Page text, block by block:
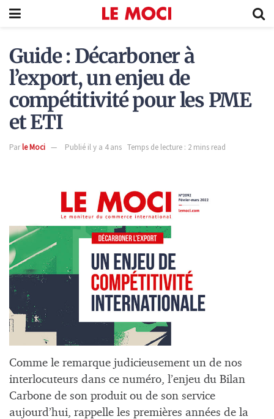
Guide : Décarboner à
l’export, un enjeu de
compétitivité pour les PME
et ETI
Parle Moci Publié il y a 4 ans Temps de lecture : 2 mins read
Comme le remarque judicieusement un de nos
interlocuteurs dans ce numéro, l’enjeu du Bilan
Carbone de son produit ou de son service
aujourd’hui, rappelle les premières années de la